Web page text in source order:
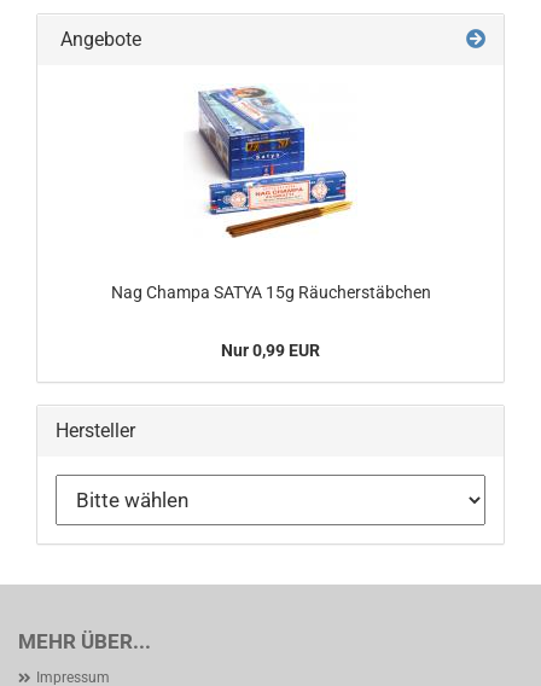
Angebote
Nag Champa SATYA 15g Räucherstäbchen
Nur 0,99 EUR
Hersteller
MEHR ÜBER...
Impressum